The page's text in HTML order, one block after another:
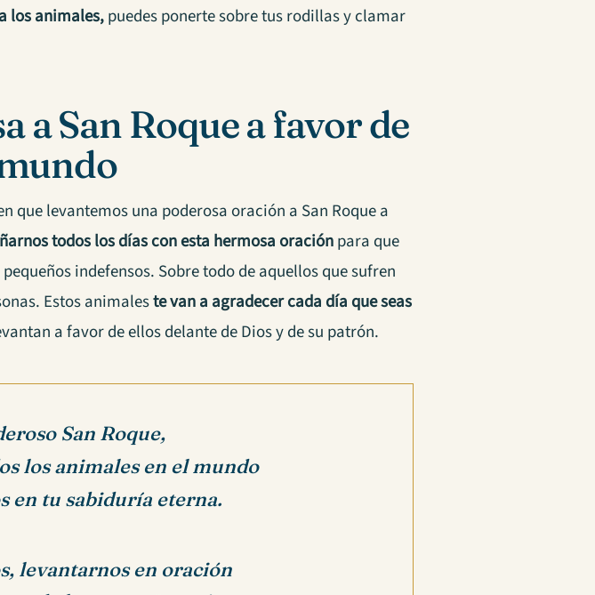
los animales,puedes ponerte sobre tus rodillas y clamar
a San Roque a favor de
que levantemos una poderosa oración a San Roque a
todos los días con esta hermosa oraciónpara que
indefensos. Sobre todo de aquellos que sufren
Estos animaleste van a agradecer cada día que seas
a favor de ellos delante de Dios y de su patrón.
San Roque,
los animales en el mundo
en tu sabiduría eterna.
levantarnos en oración